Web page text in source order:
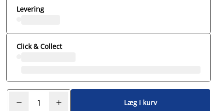
Levering
Click & Collect
Læg i kurv